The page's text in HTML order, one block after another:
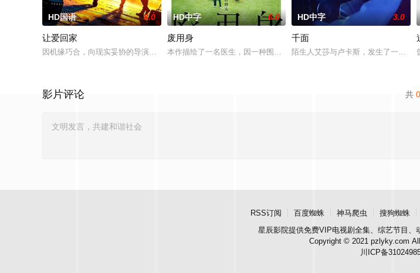
HD国语 8.0
让爱回家
因机缘巧合，向现实妥协的导演朱达仁萌生拍一部《河南人在北京》电影的念头，在说服主编姚松、老乡韩战、
HD中字 6.0
废用身
本作描绘了一名医生，因一种围绕“废用身”——因瘫痪等原因已无恢复可
HD中字 3.0
千面
陌生人艾莎与卢卡斯，发生了一场荒
共 0
影片评论
RSS订阅 百度蜘蛛 神马爬虫 搜狗蜘蛛
星辰影院提供免费VIP电视剧全集、综艺节目、
Copyright © 2021 pzlyky.com
川ICP备